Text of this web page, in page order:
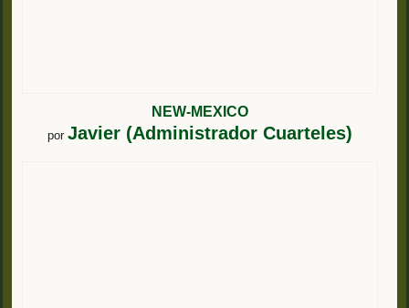
NEW-MEXICO
por Javier (Administrador Cuarteles)